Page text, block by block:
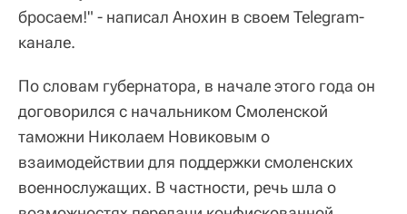
бросаем!" - написал Анохин в своем Telegram-
канале.
По словам губернатора, в начале этого года он
договорился с начальником Смоленской
таможни Николаем Новиковым о
взаимодействии для поддержки смоленских
военнослужащих. В частности, речь шла о